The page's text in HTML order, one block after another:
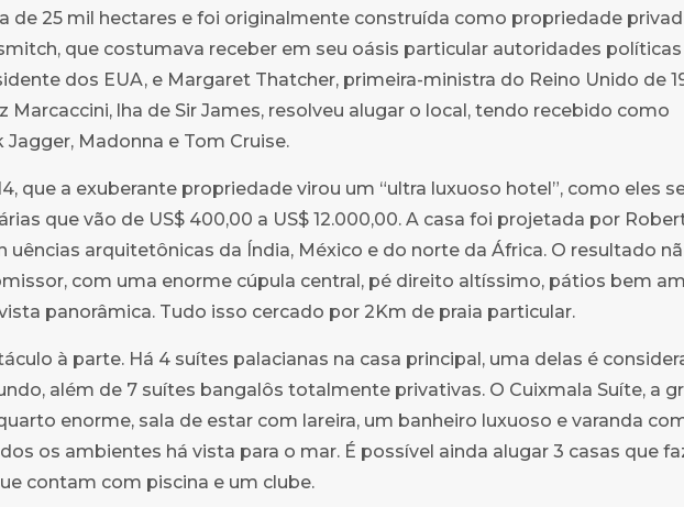
de 25 mil hectares e foi originalmente construída como propriedade
que costumava receber em seu oásis particular autoridades
dos EUA, e Margaret Thatcher, primeira-ministra do Reino Unido de
Marcaccini, lha de Sir James, resolveu alugar o local, tendo recebido como
Jagger, Madonna e Tom Cruise.
que a exuberante propriedade virou um “ultra luxuoso hotel”, como eles
que vão de US$ 400,00 a US$ 12.000,00. A casa foi projetada por
uências arquitetônicas da Índia, México e do norte da África. O resultado
com uma enorme cúpula central, pé direito altíssimo, pátios bem
panorâmica. Tudo isso cercado por 2Km de praia particular.
à parte. Há 4 suítes palacianas na casa principal, uma delas é
além de 7 suítes bangalôs totalmente privativas. O Cuixmala Suíte, a
enorme, sala de estar com lareira, um banheiro luxuoso e varanda
os ambientes há vista para o mar. É possível ainda alugar 3 casas que
contam com piscina e um clube.